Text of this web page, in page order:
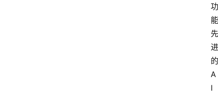
功
能
先
进
的
A
I